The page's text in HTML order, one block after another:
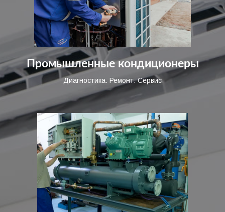
Промышленные кондиционеры
Диагностика. Ремонт. Сервис